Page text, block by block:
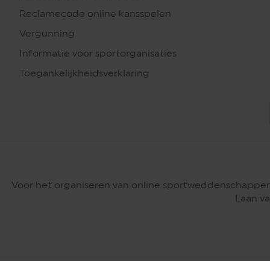
Reclamecode online kansspelen
Vergunning
Informatie voor sportorganisaties
Toegankelijkheidsverklaring
Voor het organiseren van online
Laan